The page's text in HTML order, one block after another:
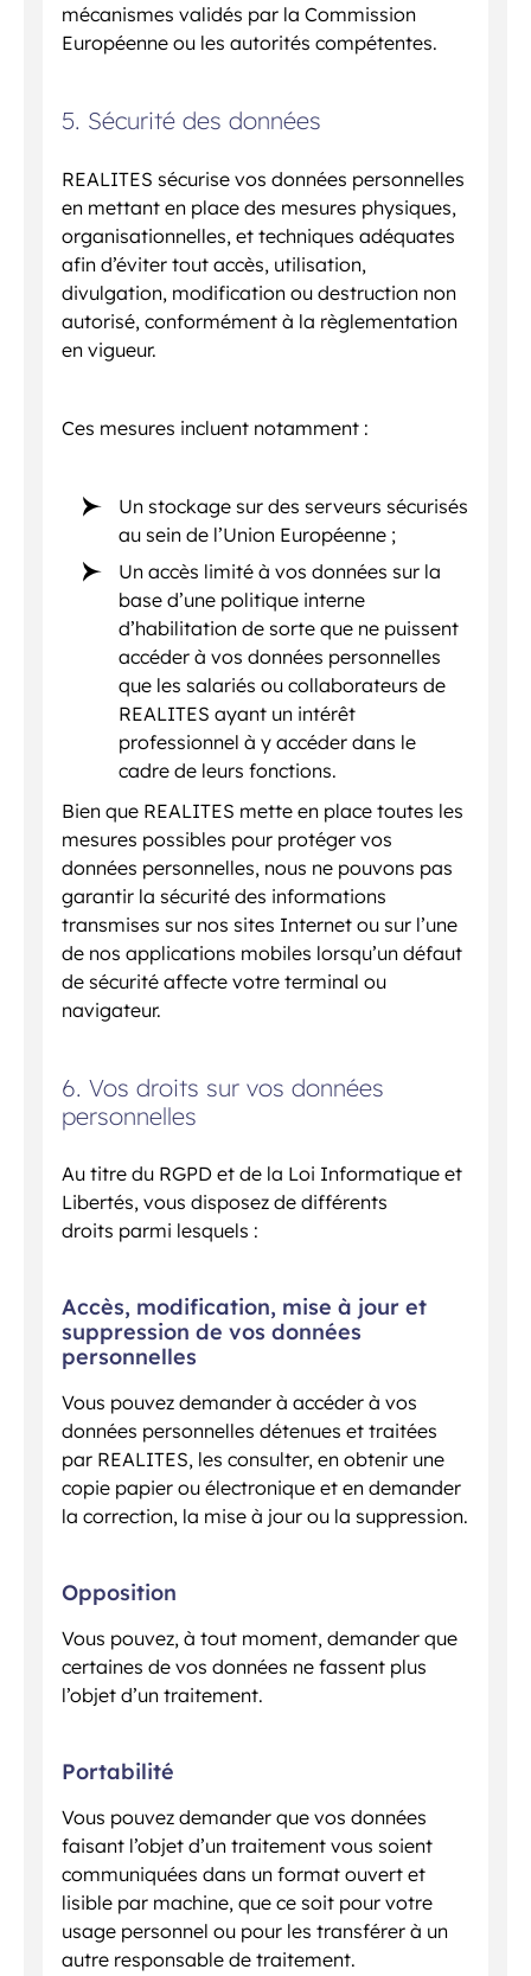
mécanismes validés par la Commission
Européenne ou les autorités compétentes.
5. Sécurité des données
REALITES sécurise vos données personnelles
en mettant en place des mesures physiques,
organisationnelles, et techniques adéquates
afin d’éviter tout accès, utilisation,
divulgation, modification ou destruction non
autorisé, conformément à la règlementation
en vigueur.
Ces mesures incluent notamment :
Un stockage sur des serveurs sécurisés
au sein de l’Union Européenne ;
Un accès limité à vos données sur la
base d’une politique interne
d’habilitation de sorte que ne puissent
accéder à vos données personnelles
que les salariés ou collaborateurs de
REALITES ayant un intérêt
professionnel à y accéder dans le
cadre de leurs fonctions.
Bien que REALITES mette en place toutes les
mesures possibles pour protéger vos
données personnelles, nous ne pouvons pas
garantir la sécurité des informations
transmises sur nos sites Internet ou sur l’une
de nos applications mobiles lorsqu’un défaut
de sécurité affecte votre terminal ou
navigateur.
6. Vos droits sur vos données
personnelles
Au titre du RGPD et de la Loi Informatique et
Libertés, vous disposez de différents
droits parmi lesquels :
Accès, modification, mise à jour et
suppression de vos données
personnelles
Vous pouvez demander à accéder à vos
données personnelles détenues et traitées
par REALITES, les consulter, en obtenir une
copie papier ou électronique et en demander
la correction, la mise à jour ou la suppression.
Opposition
Vous pouvez, à tout moment, demander que
certaines de vos données ne fassent plus
l’objet d’un traitement.
Portabilité
Vous pouvez demander que vos données
faisant l’objet d’un traitement vous soient
communiquées dans un format ouvert et
lisible par machine, que ce soit pour votre
usage personnel ou pour les transférer à un
autre responsable de traitement.